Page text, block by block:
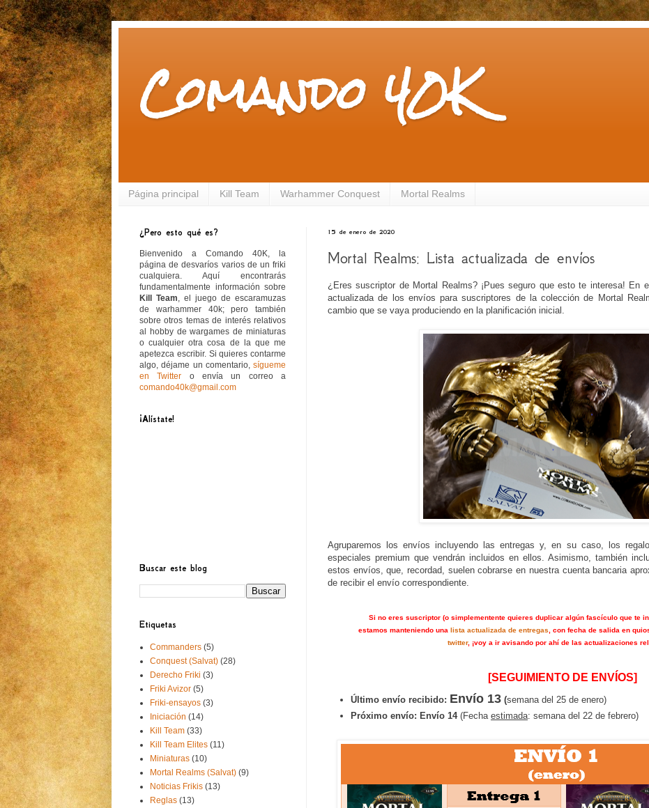
Comando 40K
Página principal Kill Team Warhammer Conquest Mortal Realms
15 de enero de 2020
Mortal Realms: Lista actualizada de envíos
¿Eres suscriptor de Mortal Realms? ¡Pues seguro que esto te interesa! En
actualizada de los envíos para suscriptores de la colección de Mortal
cambio que se vaya produciendo en la planificación inicial.
Agruparemos los envíos incluyendo las entregas y, en su caso, los
especiales premium que vendrán incluidos en ellos. Asimismo, también
estos envíos, que, recordad, suelen cobrarse en nuestra cuenta bancaria
de recibir el envío correspondiente.
Si no eres suscriptor (o simplementente quieres duplicar algún fascículo que te
estamos manteniendo una lista actualizada de entregas , con fecha de salida en
twitter, ¡voy a ir avisando por ahí de las actualizaciones
[SEGUIMIENTO DE ENVÍOS]
Último envío recibido: Envío 13 (semana del 25 de enero)
Próximo envío: Envío 14(Fecha estimada: semana del 22 de febrero)
¿Pero esto qué es?
Bienvenido a Comando 40K, la
página de desvaríos varios de un friki
cualquiera. Aquí encontrarás
fundamentalmente información sobre
Kill Team , el juego de escaramuzas
de warhammer 40k; pero también
sobre otros temas de interés relativos
al hobby de wargames de miniaturas
o cualquier otra cosa de la que me
apetezca escribir. Si quieres contarme
algo, déjame un comentario, sígueme
en Twitter o envía un correo a
comando40k@gmail.com
¡Alístate!
Buscar este blog
Etiquetas
Commanders (5)
Conquest (Salvat) (28)
Derecho Friki (3)
Friki Avizor (5)
Friki-ensayos (3)
Iniciación (14)
Kill Team (33)
Kill Team Elites (11)
Miniaturas (10)
Mortal Realms (Salvat) (9)
Noticias Frikis (13)
Reglas (13)